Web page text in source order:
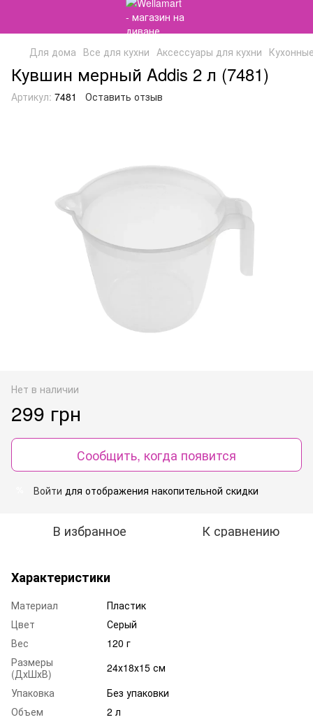
Для дома Все для кухни Аксессуары для кухни
Кувшин мерный Addis 2 л (7481)
Артикул: 7481 Оставить отзыв
Нет в наличии
299 грн
Сообщить, когда появится
Войти для отображения накопительной скидки
В избранное К сравнению
Характеристики
Материал
Пластик
Цвет
Серый
Вес
120 г
Размеры
(ДхШхВ)
24х18х15 см
Упаковка
Без упаковки
Объем
2 л